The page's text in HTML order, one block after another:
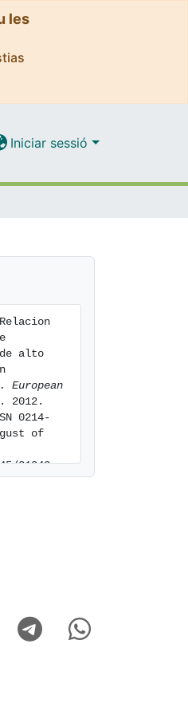
les
Iniciar sessió
alto
European
. 2012.
0214-
of
31043